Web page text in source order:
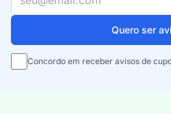
Quero ser
Concordo em receber avisos de